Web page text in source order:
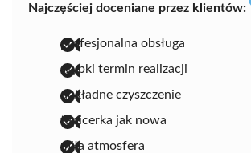
Najczęściej doceniane przez klientów:
profesjonalna obsługa
szybki termin realizacji
dokładne czyszczenie
tapicerka jak nowa
miła atmosfera